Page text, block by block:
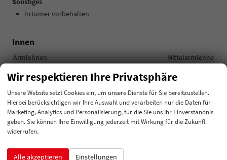
Irrtümer vorbehalten
Innen
Armlehnen
Mittelarmlehne
Fensterheber
Klimatisierung
2-Zonen-Klimaautomatik
Lenkrad
in Leder, höhenverstellbar, mit Multifunktionen, mit
Lenkradheizung, mit Schaltwippen
Sitze
Sitzheizung, Isofix Beifahrersitz
Wir respektieren Ihre Privatsphäre
Unsere Website setzt Cookies ein, um unsere Dienste für Sie bereitzustellen.
Hierbei berücksichtigen wir Ihre Auswahl und verarbeiten nur die Daten für
Marketing, Analytics und Personalisierung, für die Sie uns Ihr Einverständnis
geben. Sie können Ihre Einwilligung jederzeit mit Wirkung für die Zukunft
widerrufen.
Alle akzeptieren Einstellungen